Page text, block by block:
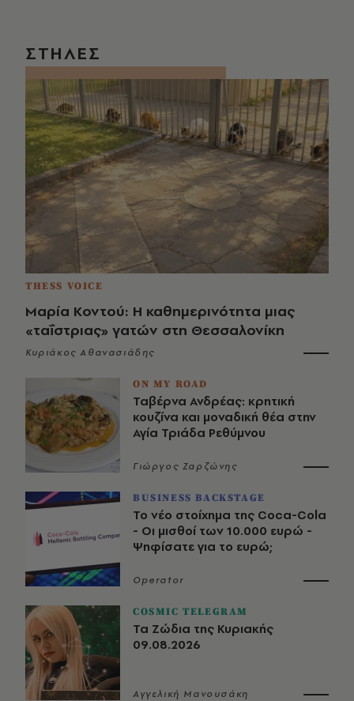
ΣΤΗΛΕΣ
THESS VOICE
Μαρία Κοντού: Η καθημερινότητα μιας
«ταΐστριας» γατών στη Θεσσαλονίκη
Κυριάκος Αθανασιάδης
ON MY ROAD
Ταβέρνα Ανδρέας: κρητική
κουζίνα και μοναδική θέα στην
Αγία Τριάδα Ρεθύμνου
Γιώργος Ζαρζώνης
BUSINESS BACKSTAGE
Το νέο στοίχημα της Coca-Cola
- Οι μισθοί των 10.000 ευρώ -
Ψηφίσατε για το ευρώ;
Operator
COSMIC TELEGRAM
Τα Ζώδια της Κυριακής
09.08.2026
Αγγελική Μανουσάκη